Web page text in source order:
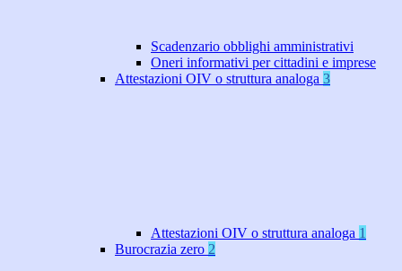
Scadenzario obblighi amministrativi
Oneri informativi per cittadini e imprese
Attestazioni OIV o struttura analoga 3
Attestazioni OIV o struttura analoga 1
Burocrazia zero 2